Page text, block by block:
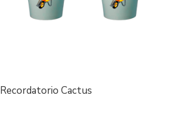
Recordatorio Cactus